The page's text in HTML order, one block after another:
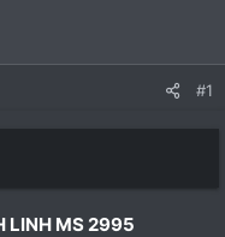
#1
LINH MS 2995